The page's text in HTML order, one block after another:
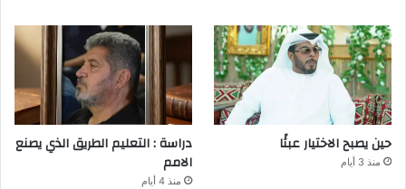
حين يصبح الاختيار عبئًا
منذ 3 أيام
دراسة : التعليم الطريق الذي يصنع
الامم
منذ 4 أيام